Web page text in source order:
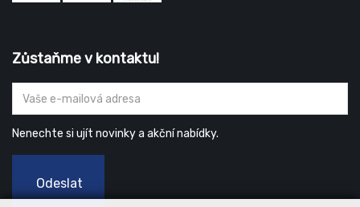
Zůstaňme v kontaktu!
Nenechte si ujít novinky a akční nabídky.
Odeslat